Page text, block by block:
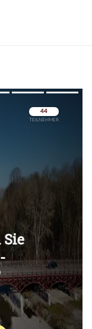
Überspringen
Überspringen